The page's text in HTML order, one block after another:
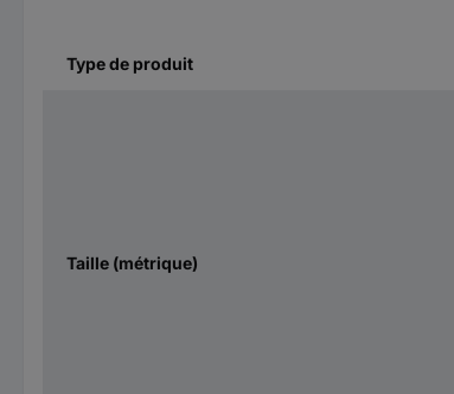
Type de produit
Taille (métrique)